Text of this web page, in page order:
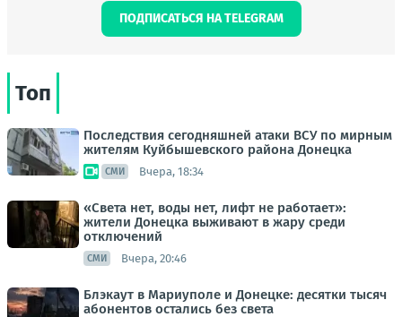
ПОДПИСАТЬСЯ НА TELEGRAM
Топ
Последствия сегодняшней атаки ВСУ по мирным
жителям Куйбышевского района Донецка
СМИ Вчера, 18:34
«Света нет, воды нет, лифт не работает»:
жители Донецка выживают в жару среди
отключений
СМИ Вчера, 20:46
Блэкаут в Мариуполе и Донецке: десятки тысяч
абонентов остались без света